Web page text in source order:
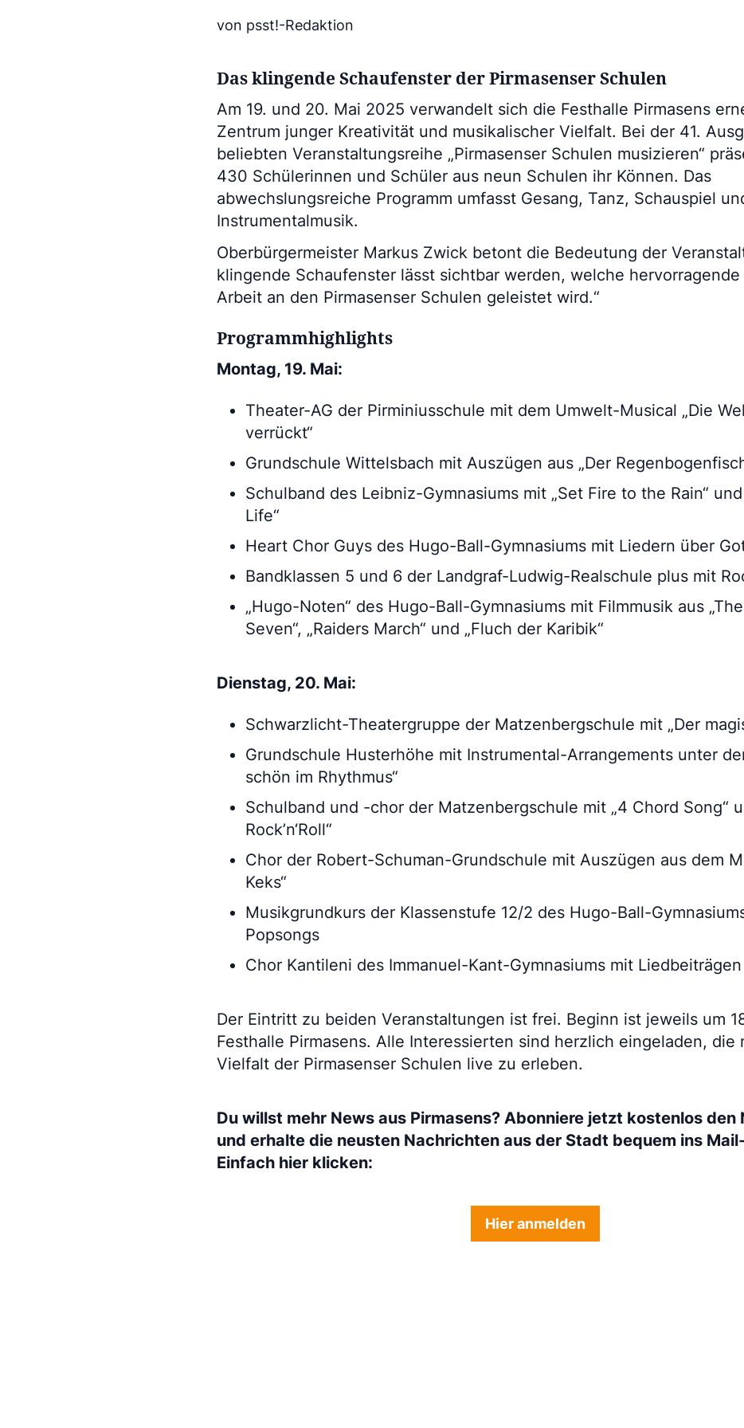
von psst!-Redaktion
Das klingende Schaufenster der Pirmasenser Schulen
Am 19. und 20. Mai 2025 verwandelt sich die Festhalle Pirmasens
Zentrum junger Kreativität und musikalischer Vielfalt. Bei der 41.
beliebten Veranstaltungsreihe „Pirmasenser Schulen musizieren“
430 Schülerinnen und Schüler aus neun Schulen ihr Können. Das
abwechslungsreiche Programm umfasst Gesang, Tanz, Schauspiel
Instrumentalmusik.
Oberbürgermeister Markus Zwick betont die Bedeutung der
klingende Schaufenster lässt sichtbar werden, welche hervorragende
Arbeit an den Pirmasenser Schulen geleistet wird.“
Programmhighlights
Montag, 19. Mai:
Theater-AG der Pirminiusschule mit dem Umwelt-Musical „Die
verrückt“
Grundschule Wittelsbach mit Auszügen aus „Der
Schulband des Leibniz-Gymnasiums mit „Set Fire to the Rain“
Life“
Heart Chor Guys des Hugo-Ball-Gymnasiums mit Liedern über
Bandklassen 5 und 6 der Landgraf-Ludwig-Realschule plus mit
„Hugo-Noten“ des Hugo-Ball-Gymnasiums mit Filmmusik aus
Seven“, „Raiders March“ und „Fluch der Karibik“
Dienstag, 20. Mai:
Schwarzlicht-Theatergruppe der Matzenbergschule mit „Der
Grundschule Husterhöhe mit Instrumental-Arrangements unter
schön im Rhythmus“
Schulband und -chor der Matzenbergschule mit „4 Chord Song“
Rock’n‘Roll“
Chor der Robert-Schuman-Grundschule mit Auszügen aus dem
Keks“
Musikgrundkurs der Klassenstufe 12/2 des Hugo-Ball-
Popsongs
Chor Kantileni des Immanuel-Kant-Gymnasiums mit Liedbeiträgen
Der Eintritt zu beiden Veranstaltungen ist frei. Beginn ist jeweils um
Festhalle Pirmasens. Alle Interessierten sind herzlich eingeladen, die
Vielfalt der Pirmasenser Schulen live zu erleben.
Du willst mehr News aus Pirmasens? Abonniere jetzt kostenlos
und erhalte die neusten Nachrichten aus der Stadt bequem ins
Einfach hier klicken:
Hier anmelden